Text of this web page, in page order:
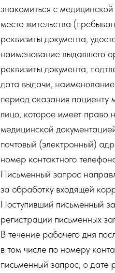
знакомиться с
место жительства
реквизиты документа,
наименование выдавшего
реквизиты документа,
дата выдачи,
период оказания пациенту
лицо, которое имеет право
медицинской
почтовый (электронный)
номер контактного
Письменный запрос
за обработку входящей
Поступивший письменный
регистрации письменных
В течение рабочего дня
в том числе по номеру
письменный запрос, о дате